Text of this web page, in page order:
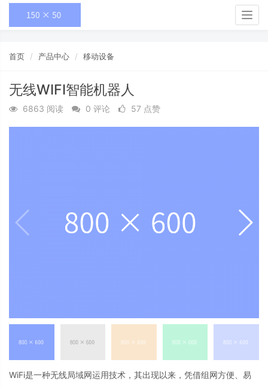
首页 产品中心 移动设备
无线WIFI智能机器人
6863 阅读 0 评论 57 点赞
WiFi是一种无线局域网运用技术，其出现以来，凭借组网方便、易